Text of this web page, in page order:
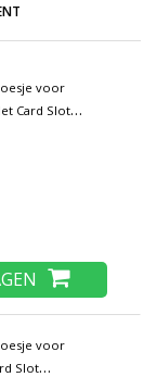
voor
Card Slot
- Wit
voor
Slot